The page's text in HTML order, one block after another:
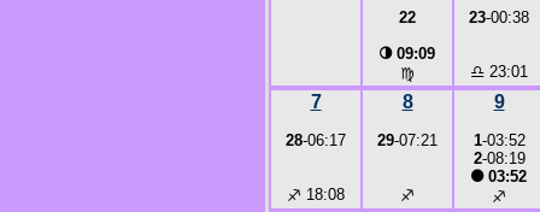
22
◑09:09
♍
23-00:38
♎ 23:01
7
28-06:17
♐ 18:08
8
29-07:21
♐
9
1-03:52
2-08:19
●03:52
♐